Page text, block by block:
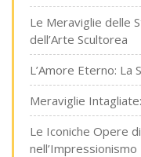
Le Meraviglie delle
dell’Arte Scultorea
L’Amore Eterno: La
Meraviglie
Le Iconiche Opere
nell’Impressionismo